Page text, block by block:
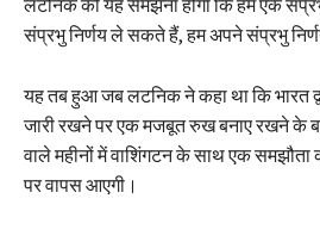
संप्रभु निर्णय ले सकते हैं, हम अपने संप्रभु
यह तब हुआ जब लटनिक ने कहा था कि भारत
जारी रखने पर एक मजबूत रुख बनाए रखने के
वाले महीनों में वाशिंगटन के साथ एक
पर वापस आएगी।